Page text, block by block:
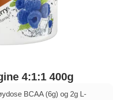
4:1:1 400g
BCAA (6g) og 2g L-